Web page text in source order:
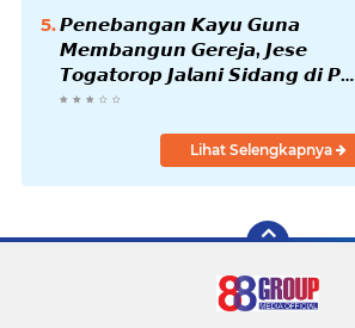
𝙋𝙚𝙣𝙚𝙗𝙖𝙣𝙜𝙖𝙣 𝙆𝙖𝙮𝙪 𝙂𝙪𝙣𝙖
𝙈𝙚𝙢𝙗𝙖𝙣𝙜𝙪𝙣 𝙂𝙚𝙧𝙚𝙟𝙖, 𝙅𝙚𝙨𝙚
𝙏𝙤𝙜𝙖𝙩𝙤𝙧𝙤𝙥 𝙅𝙖𝙡𝙖𝙣𝙞 𝙎𝙞𝙙𝙖𝙣𝙜 𝙙𝙞 𝙋𝙉
𝙆𝙖𝙗𝙖𝙣𝙟𝙖𝙝𝙚
Lihat Selengkapnya